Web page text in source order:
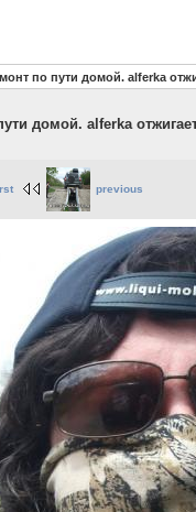
по пути домой. alferka
домой. alferka
previous